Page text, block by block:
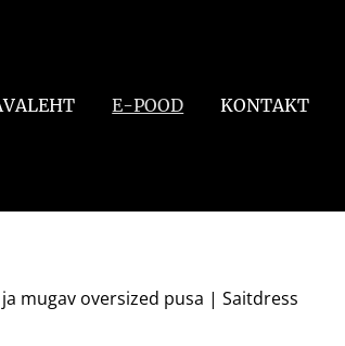
E-POOD KONTAKT
mugav oversized pusa | Saitdress